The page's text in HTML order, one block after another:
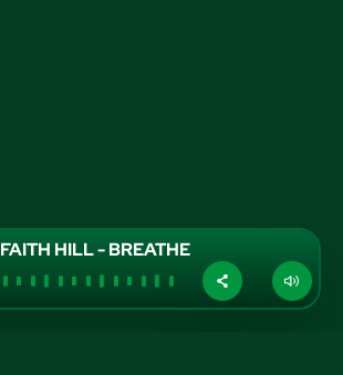
FAITH HILL - BREATHE